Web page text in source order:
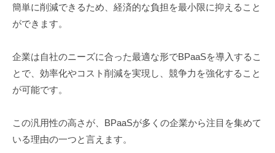
簡単に削減できるため、経済的な負担を最小限に抑えること
ができます。
企業は自社のニーズに合った最適な形でBPaaSを導入するこ
とで、効率化やコスト削減を実現し、競争力を強化すること
が可能です。
この汎用性の高さが、BPaaSが多くの企業から注目を集めて
いる理由の一つと言えます。